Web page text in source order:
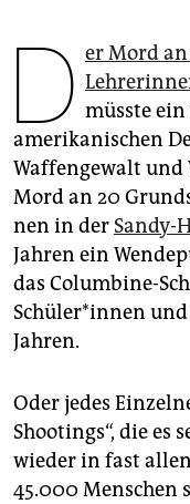
genossenschaft
epaper login
D er Mord
müsste
amerikanischen
Waffengewalt und
Mord an 20
nen in der Sandy-
Jahren ein
das Columbine-
Schü­le­r*in­nen
Jahren.
Oder jedes
Shootings“, die
wieder in fast allen
45.000 Menschen